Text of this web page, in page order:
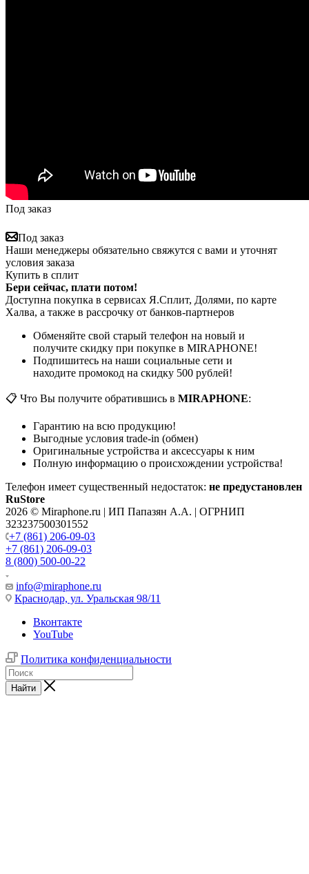
Под заказ
Под заказ
Наши менеджеры обязательно свяжутся с вами и уточнят
условия заказа
Купить в сплит
Бери сейчас, плати потом!
Доступна покупка в сервисах Я.Сплит, Долями, по карте
Халва, а также в рассрочку от банков-партнеров
Обменяйте свой старый телефон на новый и
получите скидку при покупке в MIRAPHONE!
Подпишитесь на наши социальные сети и
находите промокод на скидку 500 рублей!
📋 Что Вы получите обратившись в MIRAPHONE:
Гарантию на всю продукцию!
Выгодные условия trade-in (обмен)
Оригинальные устройства и аксессуары к ним
Полную информацию о происхождении устройства!
Телефон имеет существенный недостаток: не предустановлен
RuStore
2026 © Miraphone.ru | ИП Папазян А.А. | ОГРНИП
323237500301552
+7 (861) 206-09-03
+7 (861) 206-09-03
8 (800) 500-00-22
info@miraphone.ru
Краснодар, ул. Уральская 98/11
Вконтакте
YouTube
Политика конфиденциальности
Найти